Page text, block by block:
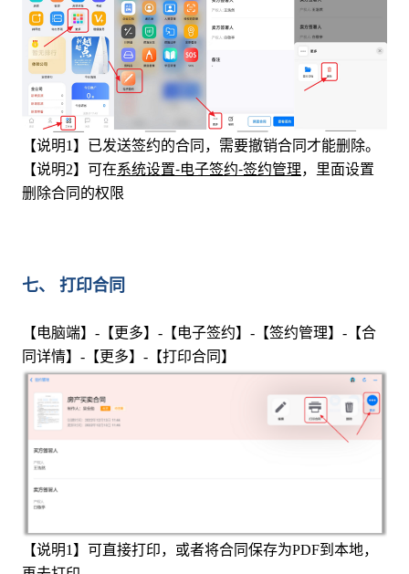
【说明1】已发送签约的合同，需要撤销合同才能删除。
【说明2】可在系统设置-电子签约-签约管理，里面设置
删除合同的权限
七、 打印合同
【电脑端】-【更多】-【电子签约】-【签约管理】-【合
同详情】-【更多】-【打印合同】
【说明1】可直接打印，或者将合同保存为PDF到本地，